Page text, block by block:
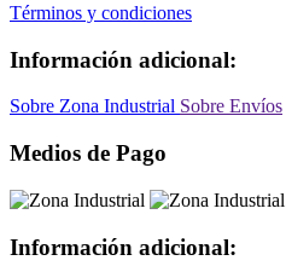
Términos y condiciones
Información adicional:
Sobre Zona Industrial Sobre Envíos
Medios de Pago
Información adicional: